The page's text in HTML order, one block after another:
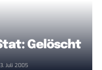
Gelöscht
Juli 2005